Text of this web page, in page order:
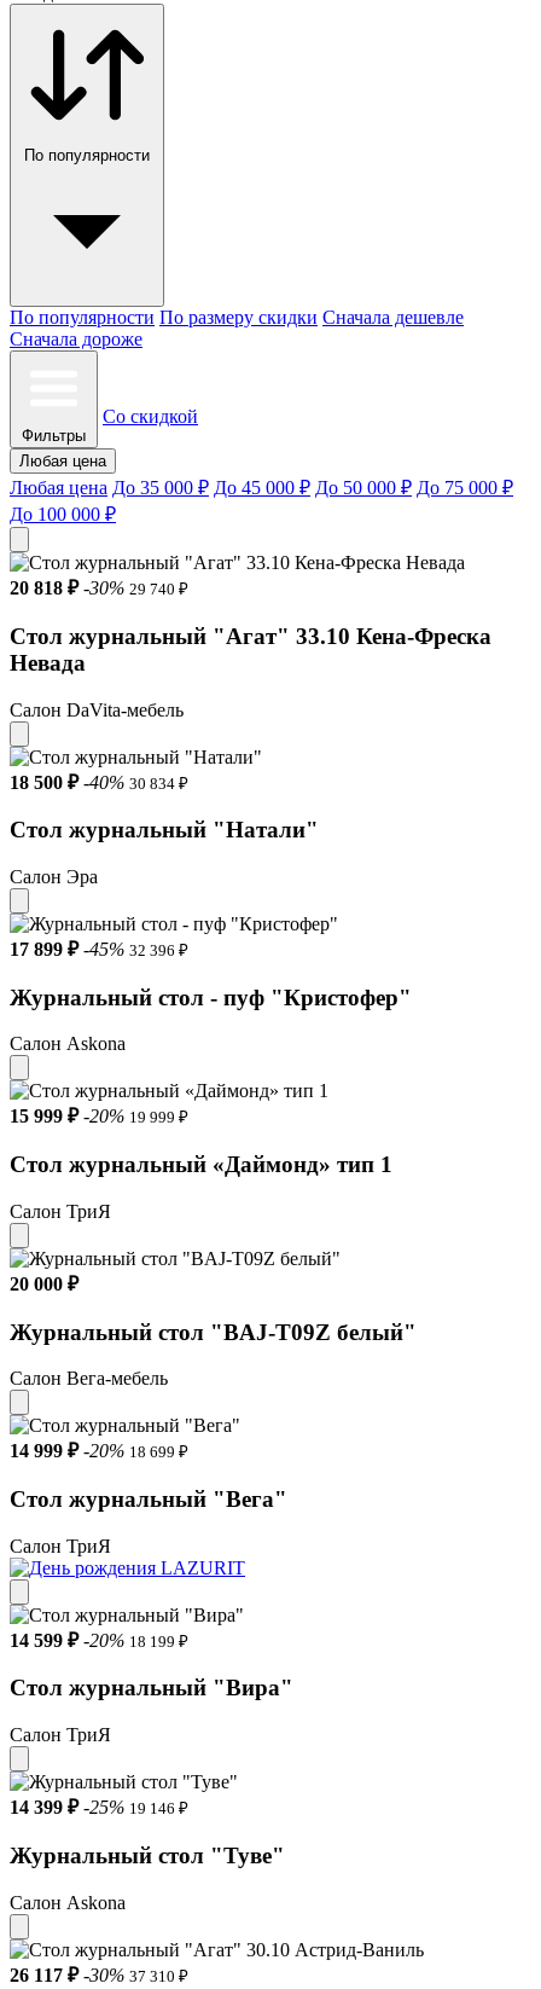
По популярности
По популярности По размеру скидки Сначала дешевле
Сначала дороже
Фильтры
Со скидкой
Любая цена
Любая цена До 35 000 ₽ До 45 000 ₽ До 50 000 ₽ До 75 000 ₽
До 100 000 ₽
20 818 ₽ -30% 29 740 ₽
Стол журнальный "Агат" 33.10 Кена-Фреска
Невада
Салон DaVita-мебель
18 500 ₽ -40% 30 834 ₽
Стол журнальный "Натали"
Салон Эра
17 899 ₽ -45% 32 396 ₽
Журнальный стол - пуф "Кристофер"
Салон Askona
15 999 ₽ -20% 19 999 ₽
Стол журнальный «Даймонд» тип 1
Салон ТриЯ
20 000 ₽
Журнальный стол "BAJ-T09Z белый"
Салон Вега-мебель
14 999 ₽ -20% 18 699 ₽
Стол журнальный "Вега"
Салон ТриЯ
14 599 ₽ -20% 18 199 ₽
Стол журнальный "Вира"
Салон ТриЯ
14 399 ₽ -25% 19 146 ₽
Журнальный стол "Туве"
Салон Askona
26 117 ₽ -30% 37 310 ₽